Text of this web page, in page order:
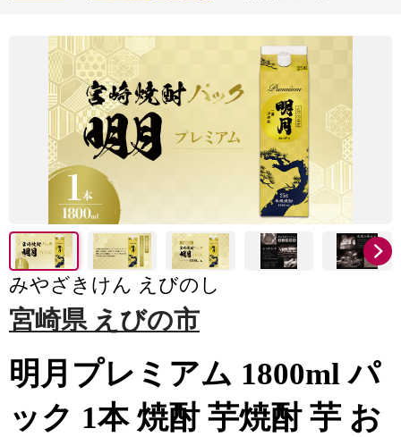
みやざきけん えびのし
宮崎県 えびの市
明月プレミアム 1800ml パ
ック 1本 焼酎 芋焼酎 芋 お